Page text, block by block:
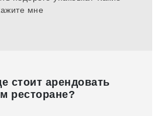
мне
стоит арендовать
ресторане?